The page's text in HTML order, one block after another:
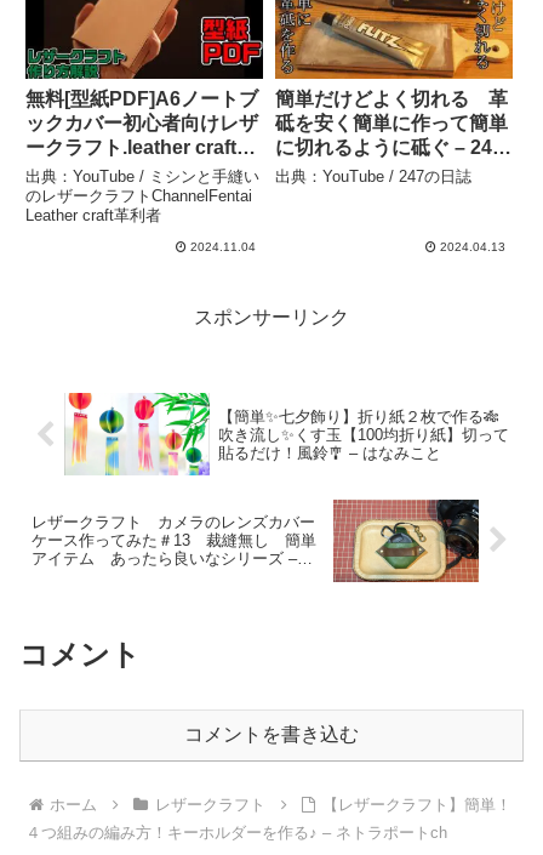
無料[型紙PDF]A6ノートブ
ックカバー初心者向けレザ
ークラフト.leather craft
pattern – ミシンと手縫い
のレザークラフト
ChannelFentai Leather
出典：YouTube / ミシンと手縫い
のレザークラフトChannelFentai
Leather craft革利者
2024.11.04
簡単だけどよく切れる 革
砥を安く簡単に作って簡単
に切れるように砥ぐ – 247
の日誌
出典：YouTube / 247の日誌
2024.04.13
スポンサーリンク
【簡単✨七夕飾り】折り紙２枚で作る🎋
吹き流し✨くす玉【100均折り紙】切って
貼るだけ！風鈴🎐 – はなみこと
レザークラフト カメラのレンズカバー
ケース作ってみた＃13 裁縫無し 簡単
アイテム あったら良いなシリーズ –
コメント
コメントを書き込む
ホーム レザークラフト
【レザークラフト】簡単！
４つ組みの編み方！キーホルダーを作る♪ – ネトラポートch